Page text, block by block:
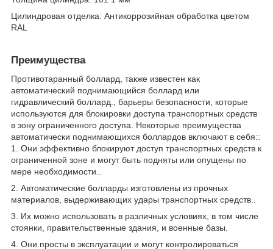
Цилиндровая отделка: Антикоррозийная обработка цветом
RAL
Преимущества
Противотаранный боллард, также известен как
автоматический поднимающийся боллард или
гидравлический боллард., барьеры безопасности, которые
используются для блокировки доступа транспортных средств
в зону ограниченного доступа. Некоторые преимущества
автоматически поднимающихся боллардов включают в себя::
1. Они эффективно блокируют доступ транспортных средств к
ограниченной зоне и могут быть подняты или опущены по
мере необходимости..
2. Автоматические болларды изготовлены из прочных
материалов, выдерживающих удары транспортных средств..
3. Их можно использовать в различных условиях, в том числе
стоянки, правительственные здания, и военные базы.
4. Они просты в эксплуатации и могут контролироваться